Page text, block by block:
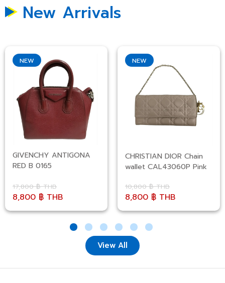
New Arrivals
NEW
GIVENCHY ANTIGONA
RED B 0165
17,800 ฿ THB
8,800 ฿ THB
NEW
CHRISTIAN DIOR Chain
wallet CAL43060P Pink
10,800 ฿ THB
8,800 ฿ THB
View All